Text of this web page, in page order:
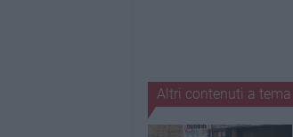
Altri contenuti a tema